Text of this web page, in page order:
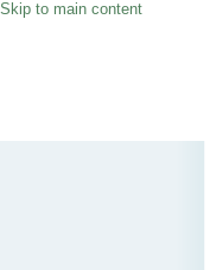
Skip to main content